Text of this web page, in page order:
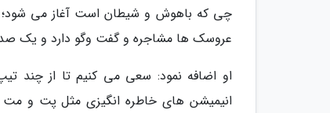
چی که باهوش و شیطان است آغاز می شود؛
عروسک ها مشاجره و گفت وگو دارد و یک
او اضافه نمود: سعی می کنیم تا از چند
انیمیشن های خاطره انگیزی مثل پت و مت